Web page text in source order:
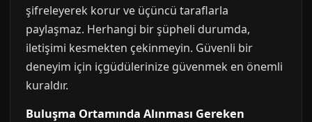
şifreleyerek korur ve üçüncü taraflarla
paylaşmaz. Herhangi bir şüpheli durumda,
iletişimi kesmekten çekinmeyin. Güvenli bir
deneyim için içgüdülerinize güvenmek en önemli
kuraldır.
Buluşma Ortamında Alınması Gereken